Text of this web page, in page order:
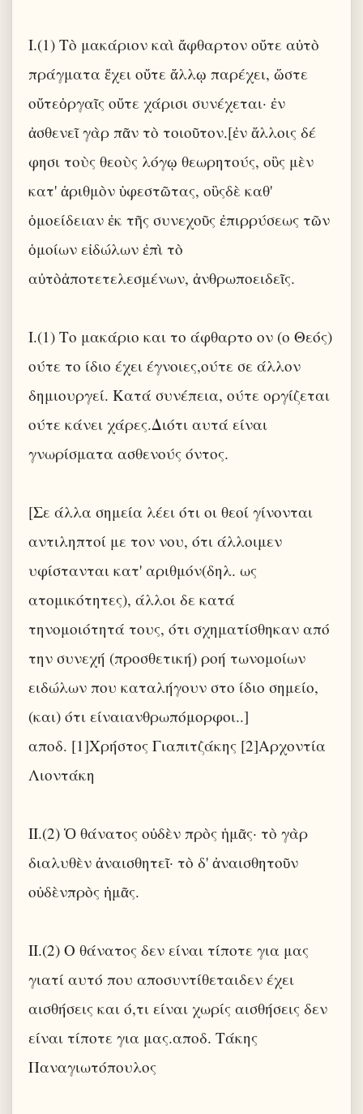
I.(1) Τὸ μακάριον καὶ ἄφθαρτον οὔτε αὐτὸ
πράγματα ἔχει οὔτε ἄλλῳ παρέχει, ὥστε
οὔτεὀργαῖς οὔτε χάρισι συνέχεται· ἐν
ἀσθενεῖ γὰρ πᾶν τὸ τοιοῦτον.[ἐν ἄλλοις δέ
φησι τοὺς θεοὺς λόγῳ θεωρητούς, οὓς μὲν
κατ' ἀριθμὸν ὑφεστῶτας, οὓςδὲ καθ'
ὁμοείδειαν ἐκ τῆς συνεχοῦς ἐπιρρύσεως τῶν
ὁμοίων εἰδώλων ἐπὶ τὸ
αὐτὸἀποτετελεσμένων, ἀνθρωποειδεῖς.
I.(1) Το μακάριο και το άφθαρτο ον (ο Θεός)
ούτε το ίδιο έχει έγνοιες,ούτε σε άλλον
δημιουργεί. Κατά συνέπεια, ούτε οργίζεται
ούτε κάνει χάρες.Διότι αυτά είναι
γνωρίσματα ασθενούς όντος.
[Σε άλλα σημεία λέει ότι οι θεοί γίνονται
αντιληπτοί με τον νου, ότι άλλοιμεν
υφίστανται κατ' αριθμόν(δηλ. ως
ατομικότητες), άλλοι δε κατά
τηνομοιότητά τους, ότι σχηματίσθηκαν από
την συνεχή (προσθετική) ροή τωνομοίων
ειδώλων που καταλήγουν στο ίδιο σημείο,
(και) ότι είναιανθρωπόμορφοι..]
αποδ. [1]Χρήστος Γιαπιτζάκης [2]Αρχοντία
Λιοντάκη
II.(2) Ὁ θάνατος οὐδὲν πρὸς ἡμᾶς· τὸ γὰρ
διαλυθὲν ἀναισθητεῖ· τὸ δ' ἀναισθητοῦν
οὐδὲνπρὸς ἡμᾶς.
II.(2) Ο θάνατος δεν είναι τίποτε για μας
γιατί αυτό που αποσυντίθεταιδεν έχει
αισθήσεις και ό,τι είναι χωρίς αισθήσεις δεν
είναι τίποτε για μας.αποδ. Τάκης
Παναγιωτόπουλος